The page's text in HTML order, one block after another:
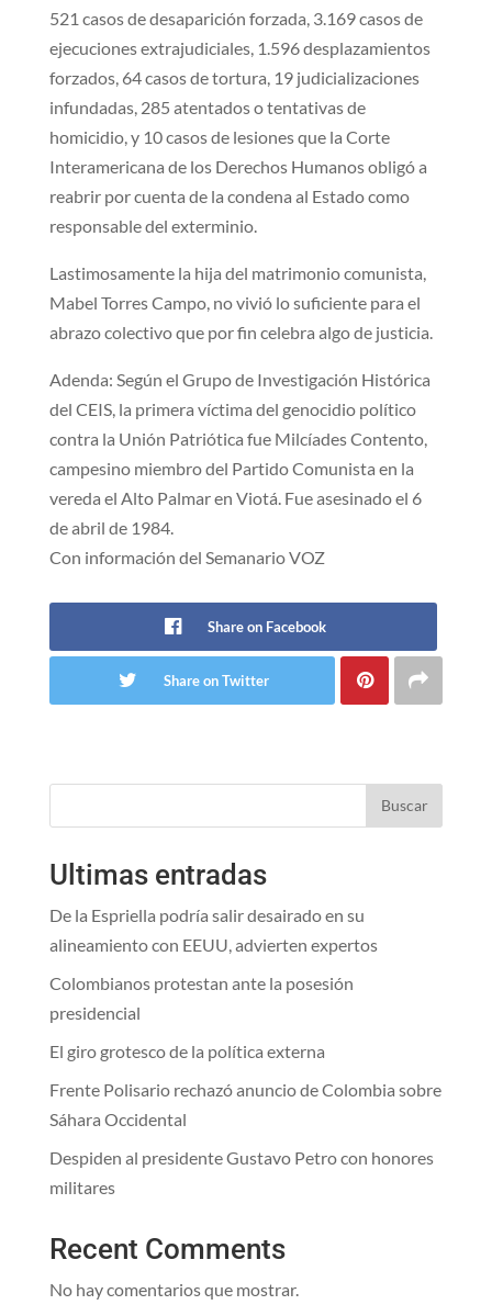
521 casos de desaparición forzada, 3.169 casos de
ejecuciones extrajudiciales, 1.596 desplazamientos
forzados, 64 casos de tortura, 19 judicializaciones
infundadas, 285 atentados o tentativas de
homicidio, y 10 casos de lesiones que la Corte
Interamericana de los Derechos Humanos obligó a
reabrir por cuenta de la condena al Estado como
responsable del exterminio.
Lastimosamente la hija del matrimonio comunista,
Mabel Torres Campo, no vivió lo suficiente para el
abrazo colectivo que por fin celebra algo de justicia.
Adenda: Según el Grupo de Investigación Histórica
del CEIS, la primera víctima del genocidio político
contra la Unión Patriótica fue Milcíades Contento,
campesino miembro del Partido Comunista en la
vereda el Alto Palmar en Viotá. Fue asesinado el 6
de abril de 1984.
Con información del Semanario VOZ
Share on Facebook
Share on Twitter
Buscar
Ultimas entradas
De la Espriella podría salir desairado en su
alineamiento con EEUU, advierten expertos
Colombianos protestan ante la posesión
presidencial
El giro grotesco de la política externa
Frente Polisario rechazó anuncio de Colombia sobre
Sáhara Occidental
Despiden al presidente Gustavo Petro con honores
militares
Recent Comments
No hay comentarios que mostrar.